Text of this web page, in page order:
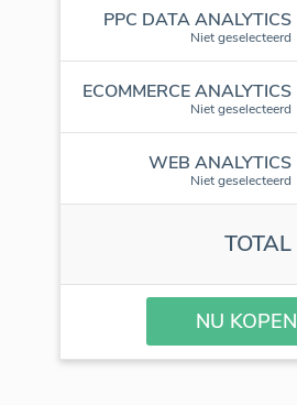
PPC DATA ANALYTICS
Niet geselecteerd
ECOMMERCE ANALYTICS
Niet geselecteerd
WEB ANALYTICS
Niet geselecteerd
TOTAL
NU KOPEN